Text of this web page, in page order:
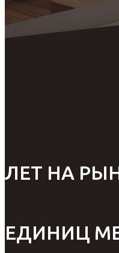
ЛЕТ НА
ЕДИНИЦ